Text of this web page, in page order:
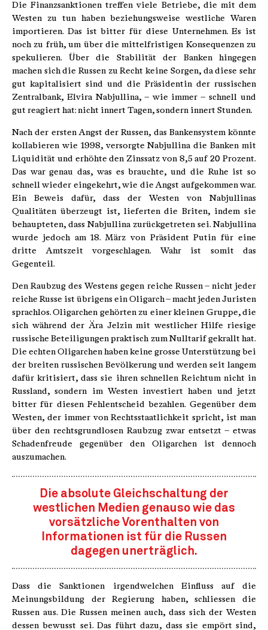
Die Finanzsanktionen treffen viele Betriebe, die mit dem
Westen zu tun haben beziehungsweise westliche Waren
importieren. Das ist bitter für diese Unternehmen. Es ist
noch zu früh, um über die mittelfristigen Konsequenzen zu
spekulieren. Über die Stabilität der Banken hingegen
machen sich die Russen zu Recht keine Sorgen, da diese sehr
gut kapitalisiert sind und die Präsidentin der russischen
Zentralbank, Elvira Nabjullina, – wie immer – schnell und
gut reagiert hat: nicht innert Tagen, sondern innert Stunden.
Nach der ersten Angst der Russen, das Bankensystem könnte
kollabieren wie 1998, versorgte Nabjullina die Banken mit
Liquidität und erhöhte den Zinssatz von 8,5 auf 20 Prozent.
Das war genau das, was es brauchte, und die Ruhe ist so
schnell wieder eingekehrt, wie die Angst aufgekommen war.
Ein Beweis dafür, dass der Westen von Nabjullinas
Qualitäten überzeugt ist, lieferten die Briten, indem sie
behaupteten, dass Nabjullina zurückgetreten sei. Nabjullina
wurde jedoch am 18. März von Präsident Putin für eine
dritte Amtszeit vorgeschlagen. Wahr ist somit das
Gegenteil.
Den Raubzug des Westens gegen reiche Russen – nicht jeder
reiche Russe ist übrigens ein Oligarch – macht jeden Juristen
sprachlos. Oligarchen gehörten zu einer kleinen Gruppe, die
sich während der Ära Jelzin mit westlicher Hilfe riesige
russische Beteiligungen praktisch zum Nulltarif gekrallt hat.
Die echten Oligarchen haben keine grosse Unterstützung bei
der breiten russischen Bevölkerung und werden seit langem
dafür kritisiert, dass sie ihren schnellen Reichtum nicht in
Russland, sondern im Westen investiert haben und jetzt
bitter für diesen Fehlentscheid bezahlen. Gegenüber dem
Westen, der immer von Rechtsstaatlichkeit spricht, ist man
über den rechtsgrundlosen Raubzug zwar entsetzt – etwas
Schadenfreude gegenüber den Oligarchen ist dennoch
auszumachen.
Die absolute Gleichschaltung der
westlichen Medien genauso wie das
vorsätzliche Vorenthalten von
Informationen ist für die Russen
dagegen unerträglich.
Dass die Sanktionen irgendwelchen Einfluss auf die
Meinungsbildung der Regierung haben, schliessen die
Russen aus. Die Russen meinen auch, dass sich der Westen
dessen bewusst sei. Das führt dazu, dass sie empört sind,